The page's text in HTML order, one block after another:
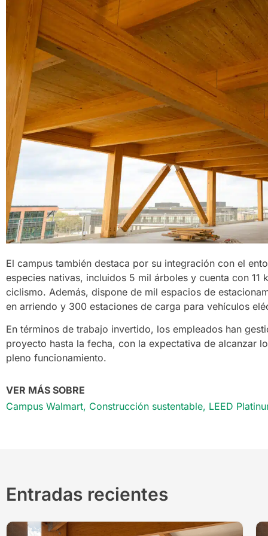
El campus también destaca por su integración con el
especies nativas, incluidos 5 mil árboles y cuenta con 11
ciclismo. Además, dispone de mil espacios de
en arriendo y 300 estaciones de carga para vehículos
En términos de trabajo invertido, los empleados han
proyecto hasta la fecha, con la expectativa de alcanzar
pleno funcionamiento.
VER MÁS SOBRE
Campus Walmart, Construcción sustentable, LEED
Entradas recientes